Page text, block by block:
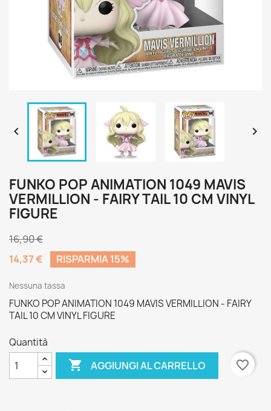
 
FUNKO POP ANIMATION 1049 MAVIS
VERMILLION - FAIRY TAIL 10 CM VINYL
FIGURE
16,90 €
14,37 €
RISPARMIA 15%
Nessuna tassa
FUNKO POP ANIMATION 1049 MAVIS VERMILLION - FAIRY
TAIL 10 CM VINYL FIGURE
Quantità
 AGGIUNGI AL CARRELLO favorite_border